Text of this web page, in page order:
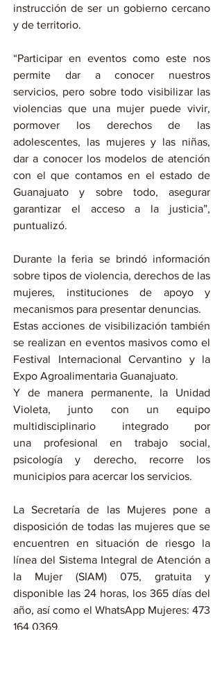
instrucción de ser un gobierno cercano
y de territorio.
“Participar en eventos como este nos
permite dar a conocer nuestros
servicios, pero sobre todo visibilizar las
violencias que una mujer puede vivir,
pormover los derechos de las
adolescentes, las mujeres y las niñas,
dar a conocer los modelos de atención
con el que contamos en el estado de
Guanajuato y sobre todo, asegurar
garantizar el acceso a la justicia”,
puntualizó.
Durante la feria se brindó información
sobre tipos de violencia, derechos de las
mujeres, instituciones de apoyo y
mecanismos para presentar denuncias.
Estas acciones de visibilización también
se realizan en eventos masivos como el
Festival Internacional Cervantino y la
Expo Agroalimentaria Guanajuato.
Y de manera permanente, la Unidad
Violeta, junto con un equipo
multidisciplinario integrado por
una profesional en trabajo social,
psicología y derecho, recorre los
municipios para acercar los servicios.
La Secretaría de las Mujeres pone a
disposición de todas las mujeres que se
encuentren en situación de riesgo la
línea del Sistema Integral de Atención a
la Mujer (SIAM) 075, gratuita y
disponible las 24 horas, los 365 días del
año, así como el WhatsApp Mujeres: 473
164 0369.